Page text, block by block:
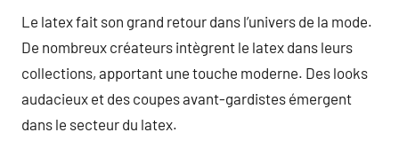
Le latex fait son grand retour dans l’univers de la mode.
De nombreux créateurs intègrent le latex dans leurs
collections, apportant une touche moderne. Des looks
audacieux et des coupes avant-gardistes émergent
dans le secteur du latex.